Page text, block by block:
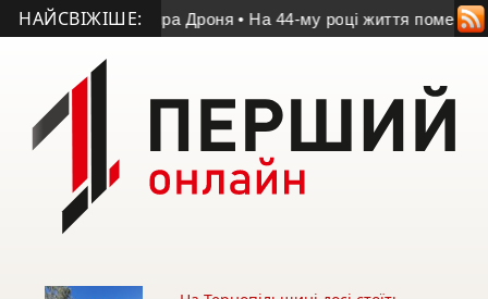
НАЙСВІЖІШЕ:
Володимира Дроня • На 44-му році життя помер учасник